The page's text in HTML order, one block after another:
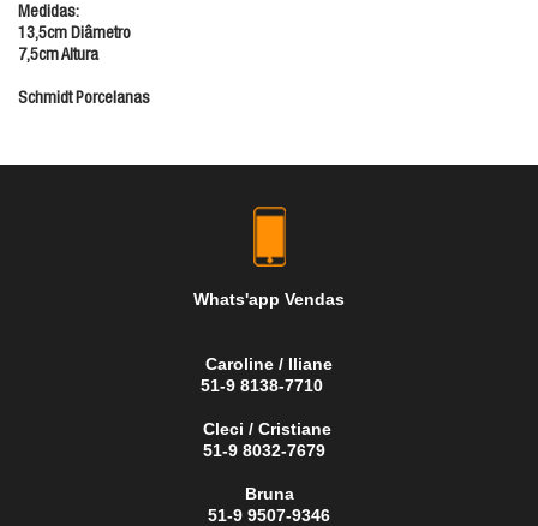
Medidas:
13,5cm Diâmetro
7,5cm Altura
Schmidt Porcelanas
Whats'app Vendas
Caroline / Iliane
51-9 8138-7710
Cleci / Cristiane
51-9 8032-7679
Bruna
51-9 9507-9346